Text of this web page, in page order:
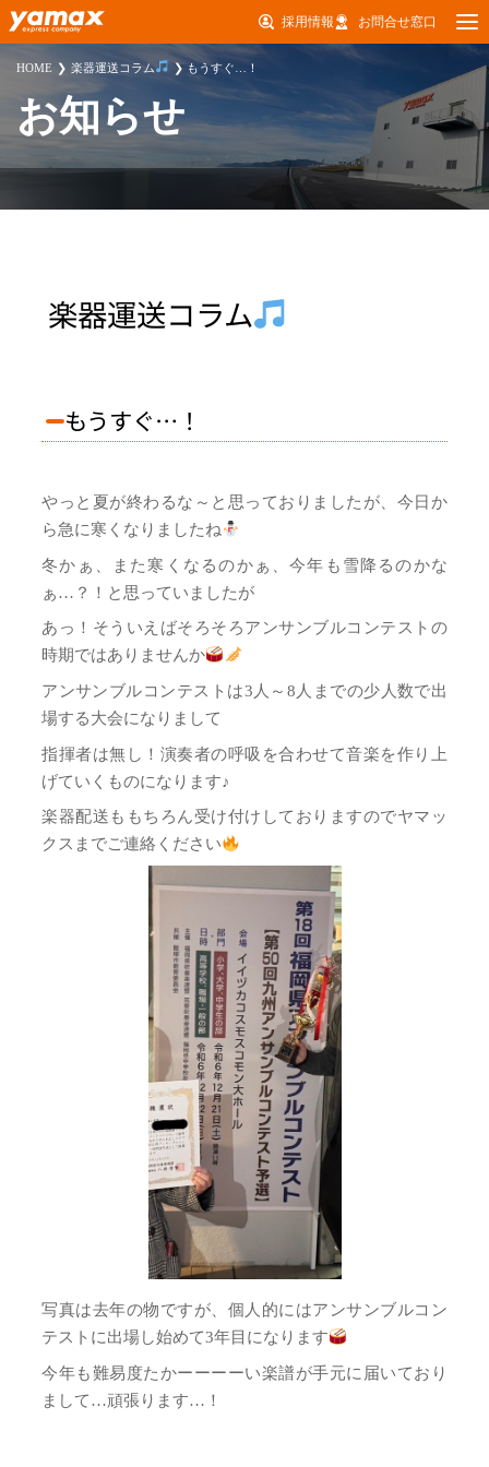
採用情報 お問合せ窓口
HOME 楽器運送コラム もうすぐ…！
お知らせ
楽器運送コラム
もうすぐ…！
やっと夏が終わるな～と思っておりましたが、今日か
ら急に寒くなりましたね
冬かぁ、また寒くなるのかぁ、今年も雪降るのかな
ぁ…？！と思っていましたが
あっ！そういえばそろそろアンサンブルコンテストの
時期ではありませんか
アンサンブルコンテストは3人～8人までの少人数で出
場する大会になりまして
指揮者は無し！演奏者の呼吸を合わせて音楽を作り上
げていくものになります♪
楽器配送ももちろん受け付けしておりますのでヤマッ
クスまでご連絡ください
写真は去年の物ですが、個人的にはアンサンブルコン
テストに出場し始めて3年目になります
今年も難易度たかーーーーい楽譜が手元に届いており
まして…頑張ります…！